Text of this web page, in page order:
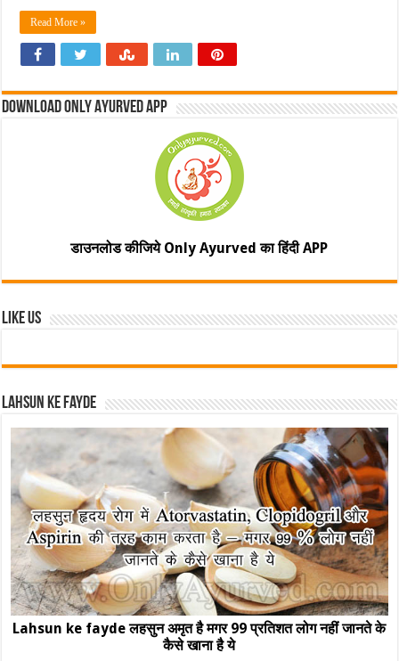
Read More »
Download Only Ayurved App
डाउनलोड कीजिये Only Ayurved का हिंदी APP
Like Us
Lahsun ke fayde
Lahsun ke fayde लहसुन अमृत है मगर 99 प्रतिशत लोग नहीं जानते के
कैसे खाना है ये